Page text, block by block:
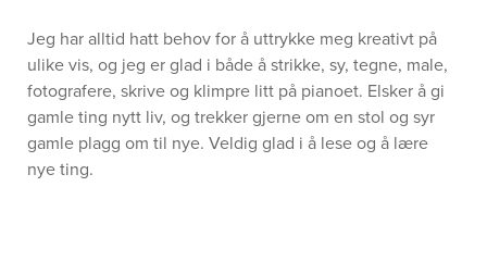
Jeg har alltid hatt behov for å uttrykke meg kreativt på
ulike vis, og jeg er glad i både å strikke, sy, tegne, male,
fotografere, skrive og klimpre litt på pianoet. Elsker å gi
gamle ting nytt liv, og trekker gjerne om en stol og syr
gamle plagg om til nye. Veldig glad i å lese og å lære
nye ting.